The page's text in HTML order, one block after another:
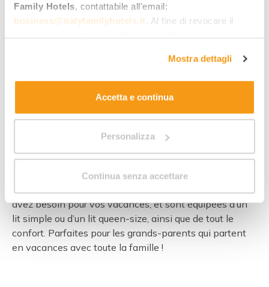
Family Hotels, contattabile all'email:
business@italyfamilyhotels.it . Al fine di revocare il
. Allo stesso link trovi la nostra informativa
estesa sui cookie.
Mostra dettagli
Accetta e continua
Personalizza
Continua senza accettare
15,5 m²
Simples et compactes, elles offrent tout ce dont vous
avez besoin pour vos vacances, et sont équipées d’un
lit simple ou d’un lit queen-size, ainsi que de tout le
confort. Parfaites pour les grands-parents qui partent
en vacances avec toute la famille !